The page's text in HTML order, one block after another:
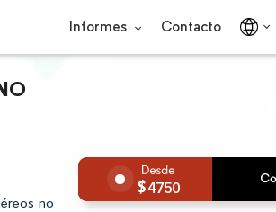
Informes Contacto
no
4750